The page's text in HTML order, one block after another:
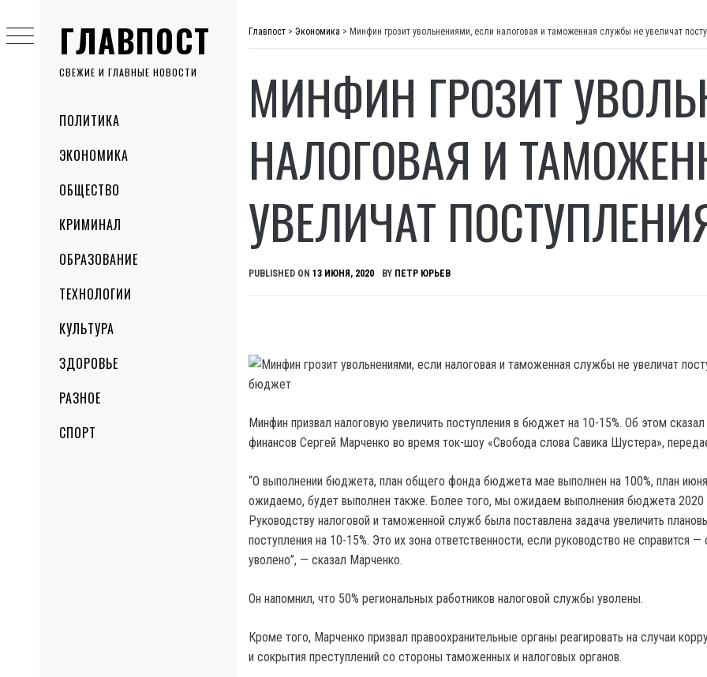
ГЛАВПОСТ
СВЕЖИЕ И ГЛАВНЫЕ НОВОСТИ
MenuПОЛИТИКА
ЭКОНОМИКА
ОБЩЕСТВО
КРИМИНАЛ
ОБРАЗОВАНИЕ
ТЕХНОЛОГИИ
КУЛЬТУРА
ЗДОРОВЬЕ
РАЗНОЕ
СПОРТ
to
content
Главпост > Экономика > Минфин грозит увольнениями, если налоговая и таможенная службы не увеличат
МИНФИН ГРОЗИТ
НАЛОГОВАЯ И
УВЕЛИЧАТ
PUBLISHED ON 13 ИЮНЯ, 2020 BY ПЕТР ЮРЬЕВ
Минфин призвал налоговую увеличить поступления в бюджет на 10-15%. Об этом
финансов Сергей Марченко во время ток-шоу «Свобода слова Савика Шустера»,
“О выполнении бюджета, план общего фонда бюджета мае выполнен на 100%, план
ожидаемо, будет выполнен также. Более того, мы ожидаем выполнения бюджета 2020
Руководству налоговой и таможенной служб была поставлена задача увеличить
поступления на 10-15%. Это их зона ответственности, если руководство не справится —
уволено”, — сказал Марченко.
Он напомнил, что 50% региональных работников налоговой службы уволены.
Кроме того, Марченко призвал правоохранительные органы реагировать на случаи
и сокрытия преступлений со стороны таможенных и налоговых органов.